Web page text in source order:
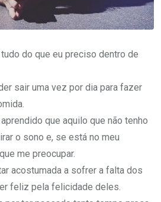
do que eu preciso dentro de
sair uma vez por dia para fazer
que aquilo que não tenho
o sono e, se está no meu
me preocupar.
acostumada a sofrer a falta dos
feliz pela felicidade deles.